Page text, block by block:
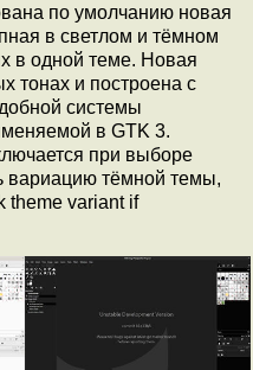
по умолчанию новая
в светлом и тёмном
в одной теме. Новая
тонах и построена с
системы
в GTK 3.
при выборе
вариацию тёмной темы,
theme variant if